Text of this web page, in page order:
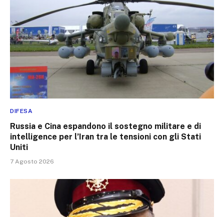
DIFESA
Russia e Cina espandono il sostegno militare e di
intelligence per l’Iran tra le tensioni con gli Stati
Uniti
7 Agosto 2026